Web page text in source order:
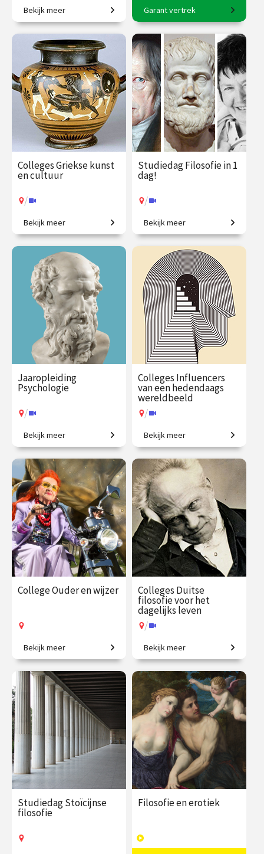
Tussen brein en beleving
met Rico Sneller!
€ 345.00
vanaf 18
sep.
/ Op locatie of online
Bekijk meer
8-daagse reis o.l.v. Karin
Braamhorst
€ 2500.00
vanaf 6
okt.
Op locatie
Garant vertrek
Colleges Griekse kunst
en cultuur
/
Ontdek de wereld van de
oude Grieken.
€ 217.00
vanaf 21
sep.
Op locatie of online
Bekijk meer
Studiedag Filosofie in 1
dag!
/
In één dag filosoof worden?
€ 65.00 / €
90.00
vanaf 9
sep.
/ Op locatie of online
Bekijk meer
Jaaropleiding
Psychologie
/
Een introductie naar het
menselijk zijn
€ 1225.00
vanaf 29
sep.
/ Op locatie of online
Bekijk meer
Colleges Influencers
van een hedendaags
wereldbeeld
/
Wie bepaalt hoe wij naar de
wereld kijken?
€ 345.00
vanaf 28
sep.
/ Op locatie of online
Bekijk meer
College Ouder en wijzer
Van Cicero tot De Beauvoir:
denken over ouderdom.
€ 35.00
vanaf 9
sep.
Op locatie
Bekijk meer
Colleges Duitse
filosofie voor het
dagelijks leven
/
Van Verlichting tot de 20e
eeuw.
€ 195.00
vanaf 21
sep.
Op locatie of online
Bekijk meer
Studiedag Stoïcijnse
filosofie
Filosofie en erotiek